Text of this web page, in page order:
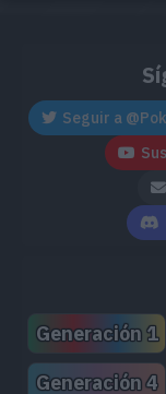
Seguir a
Generación 1
Generación 4